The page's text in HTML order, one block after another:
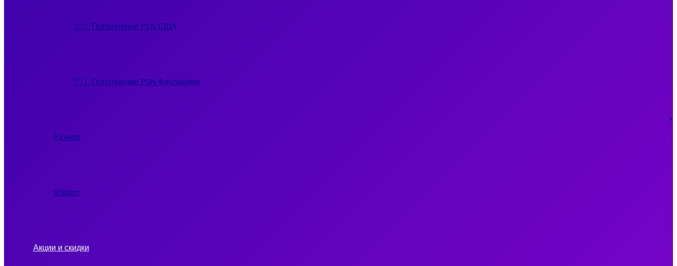
🇺🇸 Пополнение PSN США
🇫🇮 Пополнение PSN Финляндия
Разное
Steam
Акции и скидки